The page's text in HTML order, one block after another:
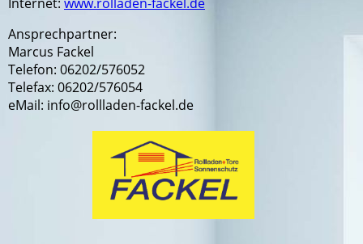
Ansprechpartner:
Marcus Fackel
Telefon: 06202/576052
Telefax: 06202/576054
eMail: info@rollladen-fackel.de